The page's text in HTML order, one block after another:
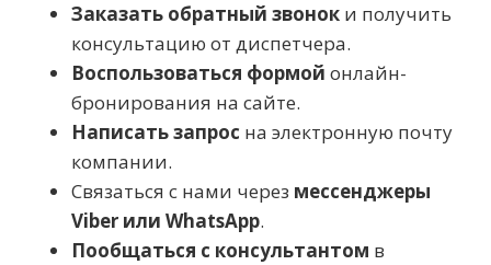
Заказать обратный звонок и получить
консультацию от диспетчера.
Воспользоваться формой онлайн-
бронирования на сайте.
Написать запрос на электронную почту
компании.
Связаться с нами через мессенджеры
Viber или WhatsApp.
Пообщаться с консультантом в